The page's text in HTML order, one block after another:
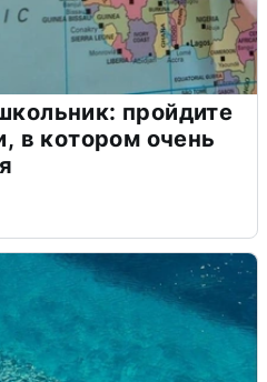
пройдите
в котором очень